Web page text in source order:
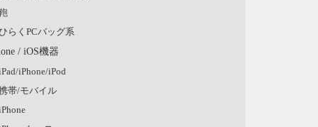
らくPCバッグ系
/ iOS機器
iPhone/iPod
帯/モバイル